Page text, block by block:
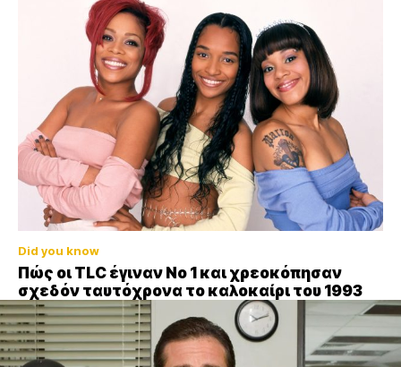
Did you know
Πώς οι TLC έγιναν Νο 1 και χρεοκόπησαν
σχεδόν ταυτόχρονα το καλοκαίρι του 1993